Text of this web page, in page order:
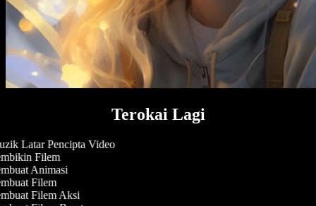
Terokai Lagi
Latar Pencipta Video
Filem
Animasi
Filem
Filem Aksi